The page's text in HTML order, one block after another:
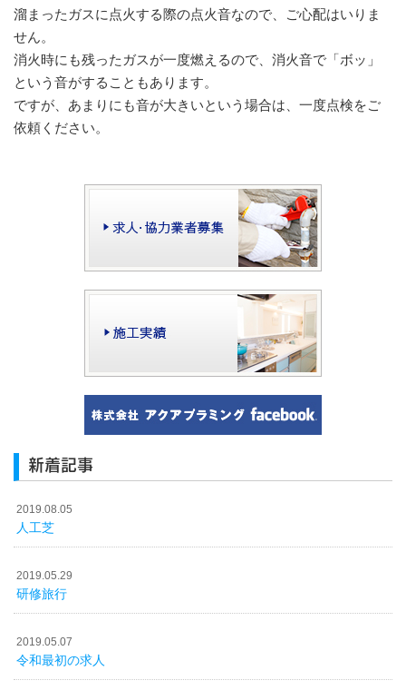
溜まったガスに点火する際の点火音なので、ご心配はいりま
せん。
消火時にも残ったガスが一度燃えるので、消火音で「ボッ」
という音がすることもあります。
ですが、あまりにも音が大きいという場合は、一度点検をご
依頼ください。
新着記事
2019.08.05
人工芝
2019.05.29
研修旅行
2019.05.07
令和最初の求人